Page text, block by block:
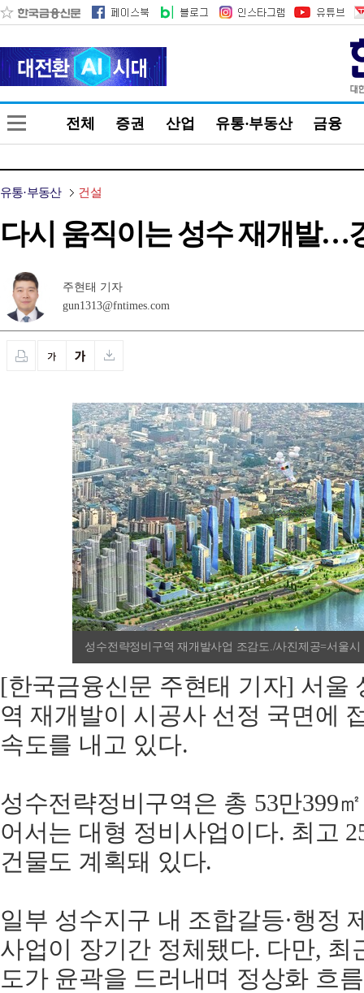
전체 증권 산업 유통·부동산 금융
유통·부동산 건설
다시 움직이는 성수 재개발…
주현태 기자
gun1313@fntimes.com
성수전략정비구역 재개발사업 조감도./사진제공=서울시
[한국금융신문 주현태 기자] 서울
역 재개발이 시공사 선정 국면에
속도를 내고 있다.
성수전략정비구역은 총 53만399
어서는 대형 정비사업이다. 최고
건물도 계획돼 있다.
일부 성수지구 내 조합갈등·행정
사업이 장기간 정체됐다. 다만, 최
도가 윤곽을 드러내며 정상화 흐